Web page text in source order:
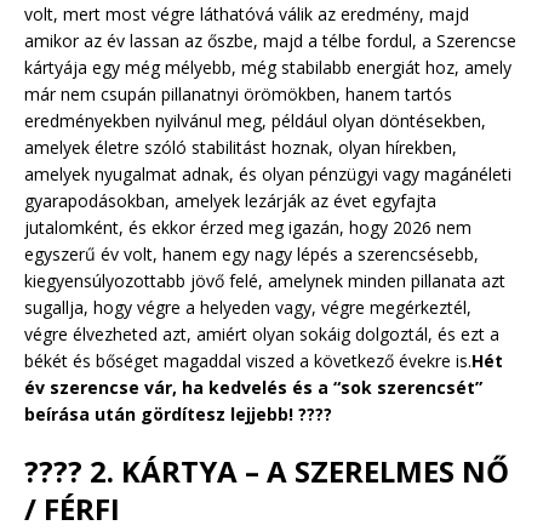
volt, mert most végre láthatóvá válik az eredmény, majd
amikor az év lassan az őszbe, majd a télbe fordul, a Szerencse
kártyája egy még mélyebb, még stabilabb energiát hoz, amely
már nem csupán pillanatnyi örömökben, hanem tartós
eredményekben nyilvánul meg, például olyan döntésekben,
amelyek életre szóló stabilitást hoznak, olyan hírekben,
amelyek nyugalmat adnak, és olyan pénzügyi vagy magánéleti
gyarapodásokban, amelyek lezárják az évet egyfajta
jutalomként, és ekkor érzed meg igazán, hogy 2026 nem
egyszerű év volt, hanem egy nagy lépés a szerencsésebb,
kiegyensúlyozottabb jövő felé, amelynek minden pillanata azt
sugallja, hogy végre a helyeden vagy, végre megérkeztél,
végre élvezheted azt, amiért olyan sokáig dolgoztál, és ezt a
békét és bőséget magaddal viszed a következő évekre is.Hét
év szerencse vár, ha kedvelés és a “sok szerencsét”
beírása után gördítesz lejjebb! ????
???? 2. KÁRTYA – A SZERELMES NŐ
/ FÉRFI